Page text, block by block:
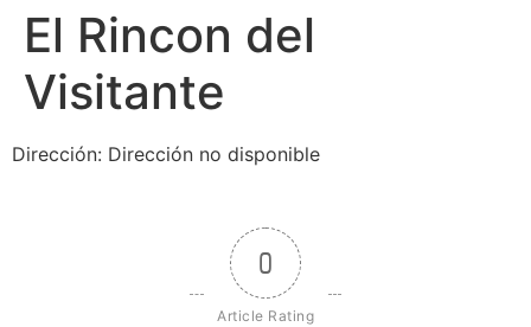
El Rincon del
Visitante
Dirección: Dirección no disponible
0
Article Rating